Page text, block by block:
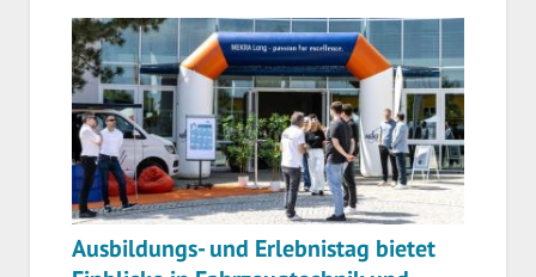
Ausbildungs- und Erlebnistag bietet